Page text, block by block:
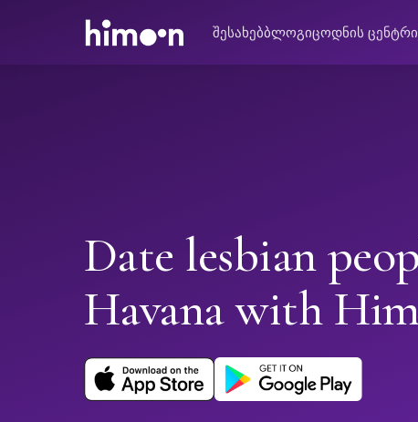
შესახებბლოგიცოდნის ცენტრი
Date lesbian
Havana with